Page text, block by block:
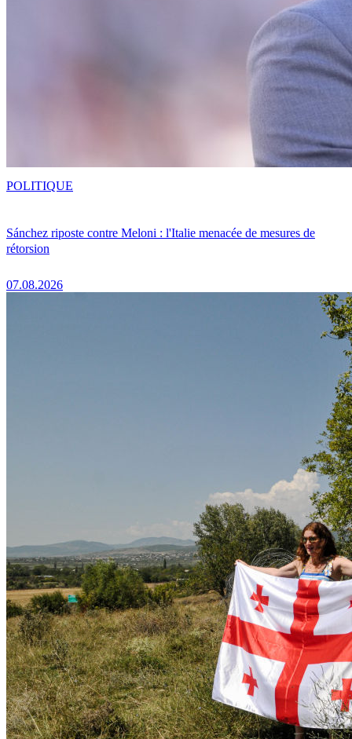
Sánchez riposte contre Meloni : l'Italie menacée de mesures de
rétorsion
07.08.2026
POLITIQUE